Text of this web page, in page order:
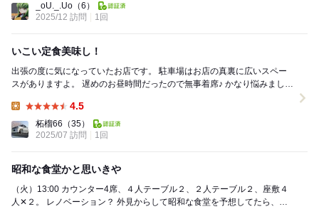
_oU._.Uo （6）
2025/12 訪問
1回
いこい定食美味し！
出張の度に気になっていたお店です。 駐車場はお店の真裏に広いスペー
スがありますよ。 遅めのお昼時間だったので無事着席♪ かなり悩みました
4.5
柘榴66 （35）
2025/07 訪問
1回
昭和な食堂かと思いきや
（火）13:00 カウンター4席、４人テーブル２、２人テーブル２、座敷４
人✕２。 レノベーション？ 外見からして昭和な食堂を予想してたら、若